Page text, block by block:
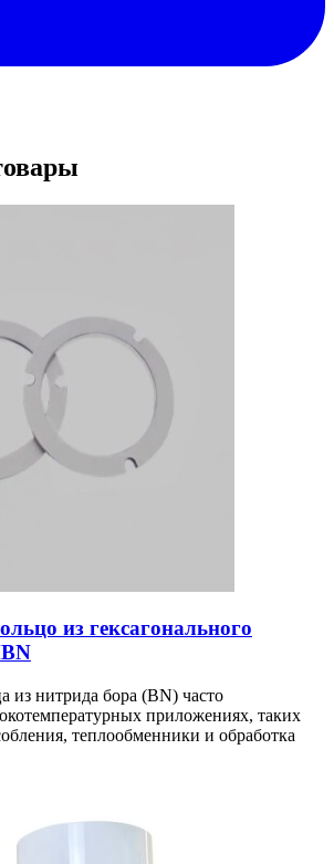
из гексагонального
из нитрида бора (BN) часто
приложениях, таких
теплообменники и обработка